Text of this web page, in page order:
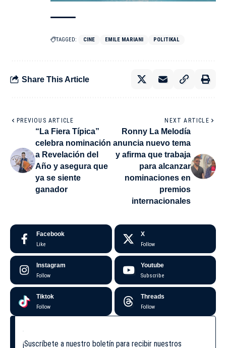
TAGGED: CINE EMILE MARIANI POLITIKAL
Share This Article
PREVIOUS ARTICLE
“La Fiera Típica”
celebra nominación
a Revelación del
Año y asegura que
ya se siente
ganador
NEXT ARTICLE
Ronny La Melodía
anuncia nuevo tema
y afirma que trabaja
para alcanzar
nominaciones en
premios
internacionales
Facebook
Like
X
Follow
Instagram
Follow
Youtube
Subscribe
Tiktok
Follow
Threads
Follow
¡Suscríbete a nuestro boletín para recibir nuestros